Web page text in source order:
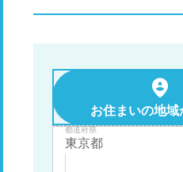
お住まいの地域
都道府県